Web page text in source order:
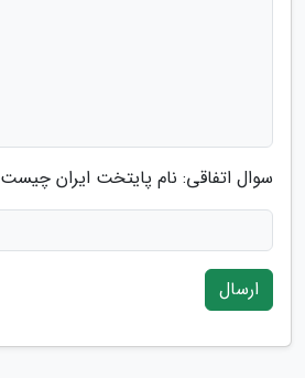
سوال اتفاقی: نام پایتخت ایران
ارسال